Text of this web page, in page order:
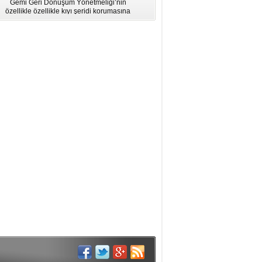
Gemi Geri Dönüşüm Yönetmeliği’nin
özellikle özellikle kıyı şeridi korumasına
ilişkin hükümlere uymadığı için AB